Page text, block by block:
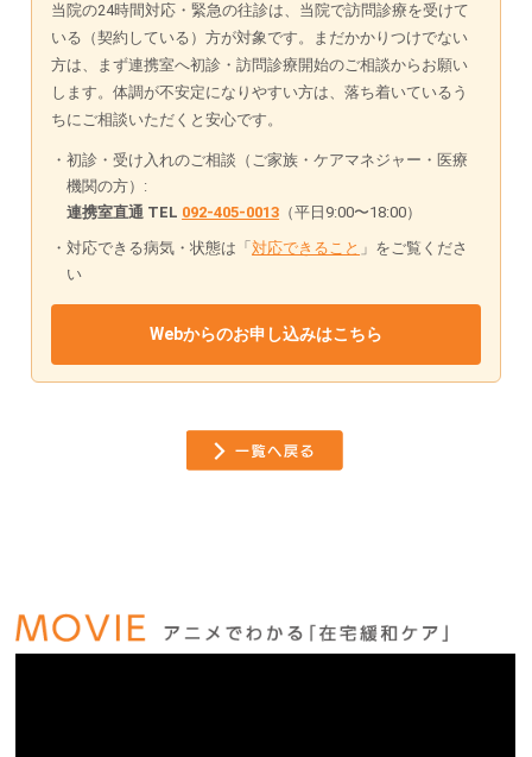
当院の24時間対応・緊急の往診は、当院で訪問診療を受けて
いる（契約している）方が対象です。まだかかりつけでない
方は、まず連携室へ初診・訪問診療開始のご相談からお願い
します。体調が不安定になりやすい方は、落ち着いているう
ちにご相談いただくと安心です。
初診・受け入れのご相談（ご家族・ケアマネジャー・医療
機関の方）:
連携室直通 TEL 092-405-0013 （平日9:00〜18:00）
対応できる病気・状態は「対応できること 」をご覧くださ
い
Webからのお申し込みはこちら